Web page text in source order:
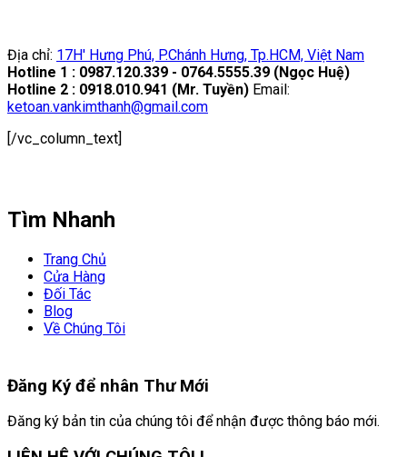
Địa chỉ: 17H' Hưng Phú, P.Chánh Hưng, Tp.HCM, Việt Nam
Hotline 1 : 0987.120.339 - 0764.5555.39 (Ngọc Huệ)
Hotline 2 : 0918.010.941 (Mr. Tuyền) Email:
ketoan.vankimthanh@gmail.com
[/vc_column_text]
Tìm Nhanh
Trang Chủ
Cửa Hàng
Đối Tác
Blog
Về Chúng Tôi
Đăng Ký để nhân Thư Mới
Đăng ký bản tin của chúng tôi để nhận được thông báo mới.